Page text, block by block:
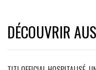
DÉCOUVRIR